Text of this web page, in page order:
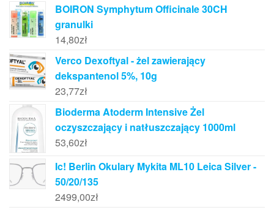
BOIRON Symphytum Officinale 30CH
granulki
14,80zł
Verco Dexoftyal - żel zawierający
dekspantenol 5%, 10g
23,77zł
Bioderma Atoderm Intensive Żel
oczyszczający i natłuszczający 1000ml
53,60zł
Ic! Berlin Okulary Mykita ML10 Leica Silver -
50/20/135
2499,00zł